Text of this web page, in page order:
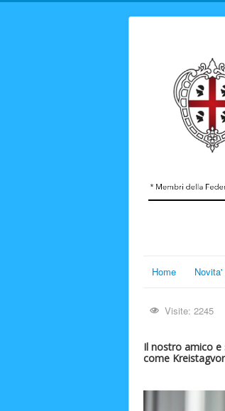
Home
Visite: 2245
Il nostro amico e
come